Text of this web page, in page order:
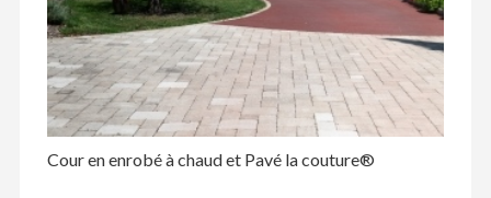
Cour en enrobé à chaud et Pavé la couture®